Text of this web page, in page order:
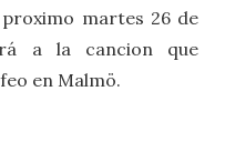
martes 26 de
a la cancion que
en Malmö.